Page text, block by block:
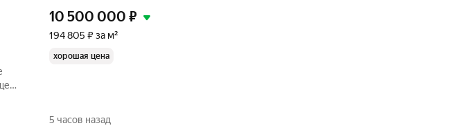
10 500 000 ₽
194 805 ₽ за м²
хорошая цена
5 часов назад